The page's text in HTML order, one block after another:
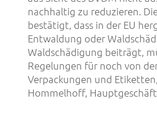
nachhaltig zu reduzieren.
bestätigt, dass in der EU
Entwaldung oder
Waldschädigung beiträgt,
Regelungen für noch von
Verpackungen und
Hommelhoff,